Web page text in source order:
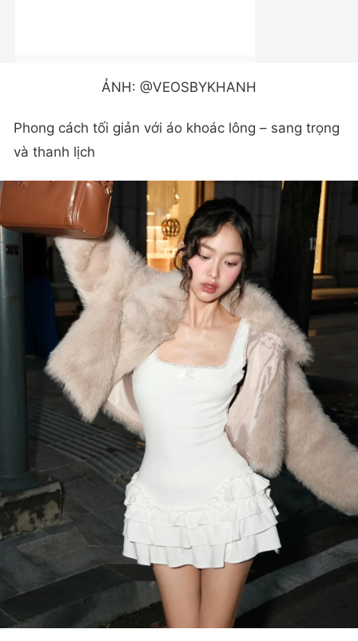
ẢNH: @VEOSBYKHANH
Phong cách tối giản với áo khoác lông – sang trọng
và thanh lịch